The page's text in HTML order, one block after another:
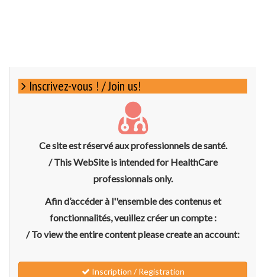
Inscrivez-vous ! / Join us!
Ce site est réservé aux professionnels de santé.
/ This WebSite is intended for HealthCare
professionnals only.
Afin d’accéder à l''ensemble des contenus et
fonctionnalités, veuillez créer un compte :
/ To view the entire content please create an account:
Inscription / Registration